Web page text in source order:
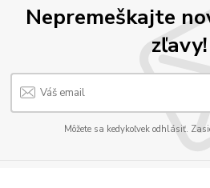
Nepremeškajte
zľavy!
Môžete sa kedykoľvek odhlásiť.